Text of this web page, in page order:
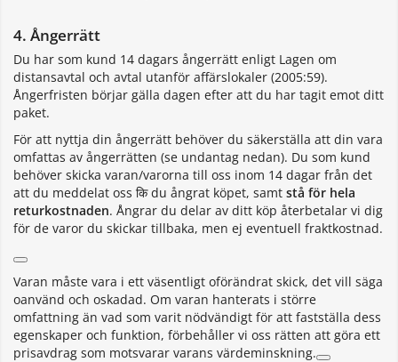
4. Ångerrätt
Du har som kund 14 dagars ångerrätt enligt Lagen om
distansavtal och avtal utanför affärslokaler (2005:59).
Ångerfristen börjar gälla dagen efter att du har tagit emot ditt
paket.
För att nyttja din ångerrätt behöver du säkerställa att din vara
omfattas av ångerrätten (se undantag nedan). Du som kund
behöver skicka varan/varorna till oss inom 14 dagar från det
att du meddelat oss कि du ångrat köpet, samt stå för hela
returkostnaden. Ångrar du delar av ditt köp återbetalar vi dig
för de varor du skickar tillbaka, men ej eventuell fraktkostnad.
Varan måste vara i ett väsentligt oförändrat skick, det vill säga
oanvänd och oskadad. Om varan hanterats i större
omfattning än vad som varit nödvändigt för att fastställa dess
egenskaper och funktion, förbehåller vi oss rätten att göra ett
prisavdrag som motsvarar varans värdeminskning.